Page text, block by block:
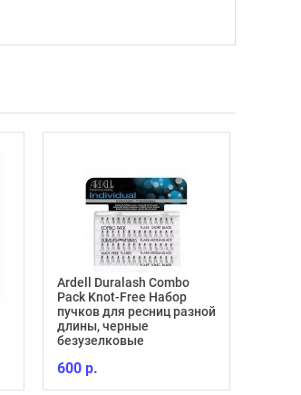
Ardell Duralash Combo
Pack Knot-Free Набор
пучков для ресниц разной
длины, черные
безузелковые
600 р.